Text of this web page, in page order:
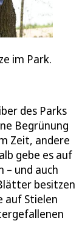
im Park.
des Parks
Begrünung
Zeit, andere
gebe es auf
– und auch
besitzen
auf Stielen